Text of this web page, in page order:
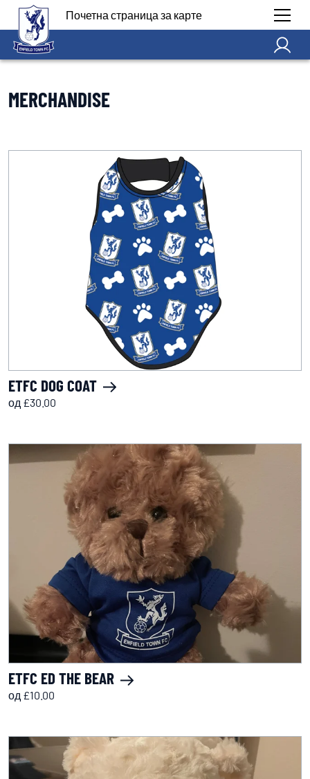
Почетна страница за карте
MERCHANDISE
ETFC DOG COAT
од £30.00
ETFC ED THE BEAR
од £10.00